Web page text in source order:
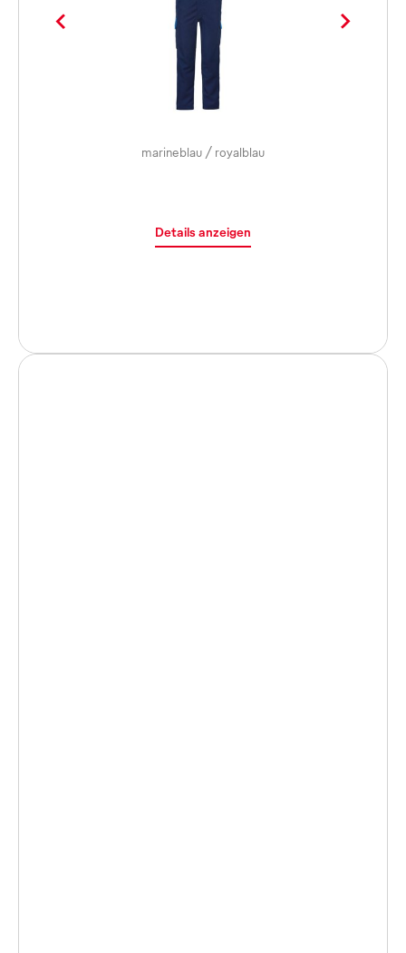
marineblau / royalblau
Details anzeigen